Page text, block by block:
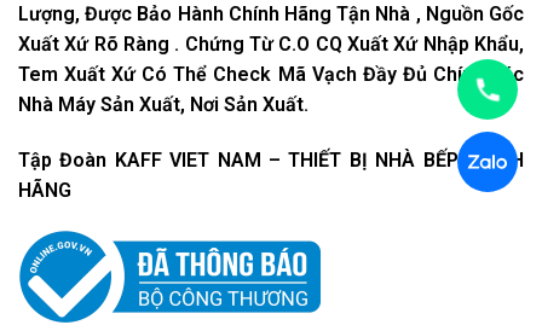
Lượng, Được Bảo Hành Chính Hãng Tận Nhà , Nguồn Gốc
Xuất Xứ Rõ Ràng . Chứng Từ C.O CQ Xuất Xứ Nhập Khẩu,
Tem Xuất Xứ Có Thể Check Mã Vạch Đầy Đủ Chính Xác
Nhà Máy Sản Xuất, Nơi Sản Xuất.
Tập Đoàn KAFF VIET NAM – THIẾT BỊ NHÀ BẾP CHÍNH
HÃNG